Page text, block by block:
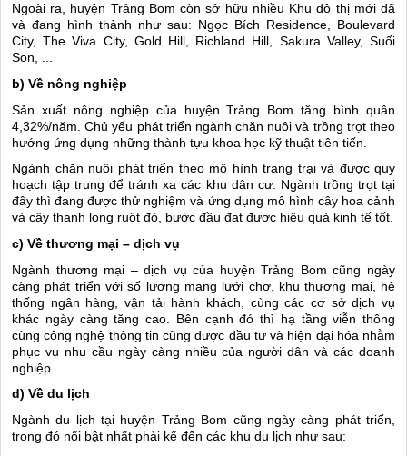
Ngoài ra, huyện Trảng Bom còn sở hữu nhiều Khu đô thị mới đã
và đang hình thành như sau: Ngọc Bích Residence, Boulevard
City, The Viva City, Gold Hill, Richland Hill, Sakura Valley, Suối
Son, ...
b) Về nông nghiệp
Sản xuất nông nghiệp của huyện Trảng Bom tăng bình quân
4,32%/năm. Chủ yếu phát triển ngành chăn nuôi và trồng trọt theo
hướng ứng dụng những thành tựu khoa học kỹ thuật tiên tiến.
Ngành chăn nuôi phát triển theo mô hình trang trại và được quy
hoạch tập trung để tránh xa các khu dân cư. Ngành trồng trọt tại
đây thì đang được thử nghiệm và ứng dụng mô hình cây hoa cảnh
và cây thanh long ruột đỏ, bước đầu đạt được hiệu quả kinh tế tốt.
c) Về thương mại – dịch vụ
Ngành thương mại – dịch vụ của huyện Trảng Bom cũng ngày
càng phát triển với số lượng mạng lưới chợ, khu thương mại, hệ
thống ngân hàng, vận tải hành khách, cùng các cơ sở dịch vụ
khác ngày càng tăng cao. Bên cạnh đó thì hạ tầng viễn thông
cùng công nghệ thông tin cũng được đầu tư và hiện đại hóa nhằm
phục vụ nhu cầu ngày càng nhiều của người dân và các doanh
nghiệp.
d) Về du lịch
Ngành du lịch tại huyện Trảng Bom cũng ngày càng phát triển,
trong đó nổi bật nhất phải kể đến các khu du lịch như sau: